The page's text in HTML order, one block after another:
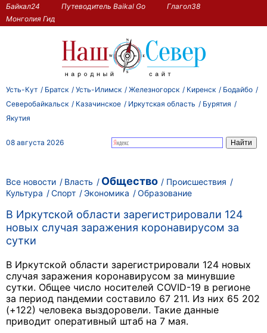
Байкал24 Путеводитель Baikal Go
Глагол38
Монголия Гид
Усть-Кут Братск Усть-Илимск Железногорск Киренск
Бодайбо
Северобайкальск
Казачинское Иркутская область
Бурятия
Якутия
08 августа 2026
Все новости Власть Общество
Происшествия
Культура
Спорт Экономика Образование
В Иркутской области зарегистрировали 124
новых случая заражения коронавирусом за
сутки
В Иркутской области зарегистрировали 124 новых
случая заражения коронавирусом за минувшие
сутки. Общее число носителей СOVID-19 в регионе
за период пандемии составило 67 211. Из них 65 202
(+122) человека выздоровели. Такие данные
приводит оперативный штаб на 7 мая.